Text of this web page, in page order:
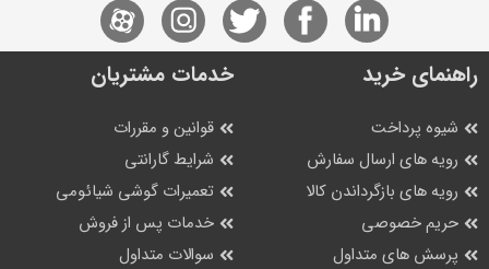
راهنمای خرید
شیوه پرداخت
رویه های ارسال سفارش
رویه های بازگرداندن کالا
حریم خصوصی
پرسش های متداول
خدمات مشتریان
قوانین و مقررات
شرایط گارانتی
تعمیرات گوشی شیائومی
خدمات پس از فروش
سوالات متداول